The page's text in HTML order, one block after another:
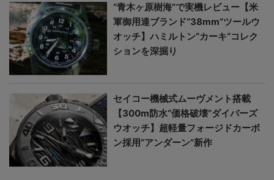
“青木ヶ原樹海”で実機レビュー【米
軍御用達ブランド“38mm”ツールウ
オッチ】ハミルトン“カーキ”コレク
ションを深掘り
セイコー機械式ムーヴメント搭載
【300m防水“価格破壊”ダイバーズ
ウオッチ】超軽量フォージドカーボ
ン採用“アンダーン”新作